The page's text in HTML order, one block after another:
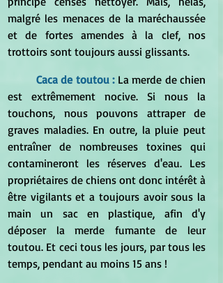
malgré les menaces de la maréchaussée
et de fortes amendes à la clef, nos
trottoirs sont toujours aussi glissants.
Caca de toutou : La merde de chien
est extrêmement nocive. Si nous la
touchons, nous pouvons attraper de
graves maladies. En outre, la pluie peut
entraîner de nombreuses toxines qui
contamineront les réserves d'eau. Les
propriétaires de chiens ont donc intérêt à
être vigilants et a toujours avoir sous la
main un sac en plastique, afin d'y
déposer la merde fumante de leur
toutou. Et ceci tous les jours, par tous les
temps, pendant au moins 15 ans !